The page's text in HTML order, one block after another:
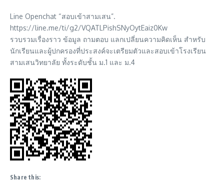
Line Openchat “สอบเข้าสามเสน”.
https://line.me/ti/g2/VQATLPishSNyOytEaiz0Kw
รวบรวมเรื่องราว ข้อมูล ถามตอบ แลกเปลี่ยนความคิดเห็น สำหรับ
นักเรียนและผู้ปกครองที่ประสงค์จะเตรียมตัวและสอบเข้าโรงเรียน
สามเสนวิทยาลัย ทั้งระดับชั้น ม.1 และ ม.4
Share this: